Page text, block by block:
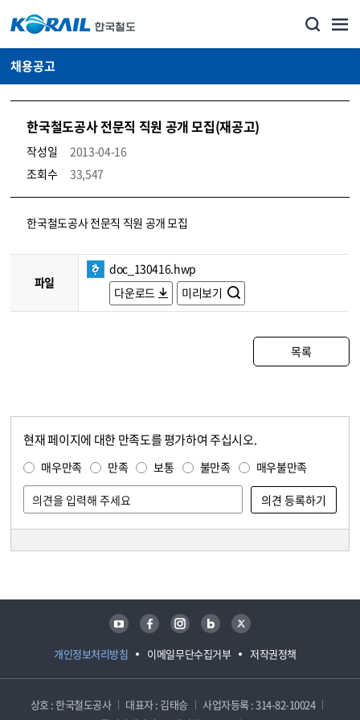
채용공고
한국철도공사 전문직 직원 공개 모집(재공고)
작성일
2013-04-16
조회수
33,547
코레일소개_경영공시_채용공고 상세보기 – 내용, 파일, 담당자 연락처로 구성
한국철도공사 전문직 직원 공개 모집
파일
doc_130416.hwp
다운로드
미리보기
목록
현재 페이지에 대한 만족도를 평가하여 주십시오.
매우만족 만족 보통 불만족 매우불만족
개인정보처리방침 이메일무단수집거부 저작권정책
유튜브 페이스북 인스타그램 블로그 트위터
상호 : 한국철도공사 대표자 : 김태승
사업자등록 : 314-82-10024